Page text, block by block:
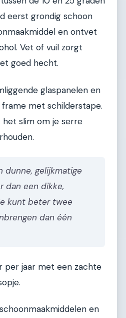
eerst grondig schoon
en ontvet
Vet of vuil zorgt
goed hecht.
glaspanelen en
met schilderstape.
slim om je serre
dunne, gelijkmatige
dan een dikke,
kunt beter twee
dan één
per jaar met een zachte
en